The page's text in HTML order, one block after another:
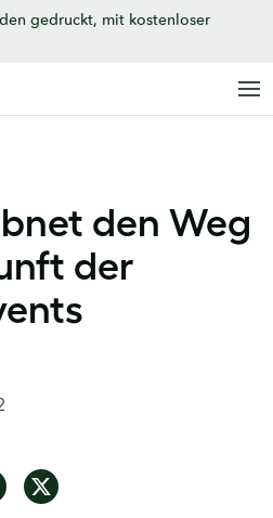
gedruckt, mit kostenloser
den Weg
der
Share